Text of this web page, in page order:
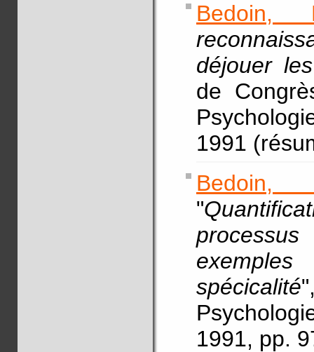
Bedoin,
déjouer
de
1991
Bedoin,
"
spécicalité
1991, pp.